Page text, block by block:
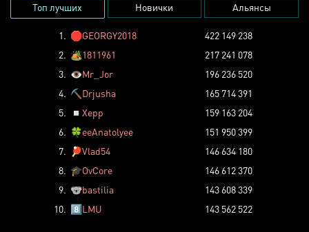
Топ лучших Новички Альянсы
1. 🛑GEORGY2018
422 149 238
2. 🏕️1811961
217 241 078
3. 👁️Mr_Jor
196 236 520
4. ⛏️ Drjusha
165 714 391
5.
◽ Xepp
159 163 204
6. 🍀eeAnatolyee
151 950 399
7.
🏓Vlad54
146 634 180
8. 🎓OvCore
146 612 370
9. 🐨bastilia
143 608 339
10. 8️⃣LMU 143 562 522